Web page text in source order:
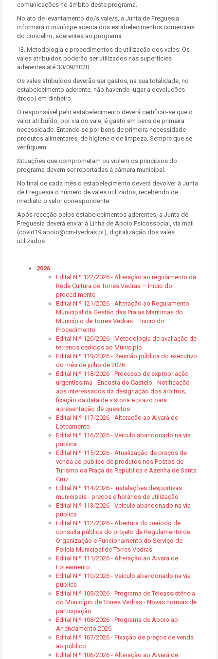
comunicações no âmbito deste programa.
No ato de levantamento do/s vale/s, a Junta de Freguesia
informará o munícipe acerca dos estabelecimentos comerciais
do concelho, aderentes ao programa.
13. Metodologia e procedimentos de utilização dos vales: Os
vales atribuídos poderão ser utilizados nas superfícies
aderentes até 30/09/2020.
Os vales atribuídos deverão ser gastos, na sua totalidade, no
estabelecimento aderente, não havendo lugar a devoluções
(troco) em dinheiro.
O responsável pelo estabelecimento deverá certificar-se que o
valor atribuído, por via do vale, é gasto em bens de primeira
necessidade. Entende-se por bens de primeira necessidade
produtos alimentares, de higiene e de limpeza. Sempre que se
verifiquem
Situações que comprometam ou violem os princípios do
programa devem ser reportadas à câmara municipal.
No final de cada mês o estabelecimento deverá devolver à Junta
de Freguesia o número de vales utilizados, recebendo de
imediato o valor correspondente.
Após receção pelos estabelecimentos aderentes, a Junta de
Freguesia deverá enviar à Linha de Apoio Psicossocial, via mail
(covid19.apoio@cm-tvedras.pt), digitalização dos vales
utilizados.
2026
Edital N.º 122/2026 - Alteração ao regulamento da
Rede Cultura de Torres Vedras – Início do
procedimento
Edital N.º 121/2026 - Alteração ao Regulamento
Municipal da Gestão das Praias Marítimas do
Município de Torres Vedras – Inicio do
Procedimento
Edital N.º 120/2026 - Metodologia de avaliação de
terrenos cedidos ao Município
Edital N.º 119/2026 - Reunião pública do executivo
do mês de julho de 2026
Edital N.º 118/2026 - Processo de expropriação
urgentíssima - Encosta do Castelo - Notificação
aos interessados da designação dos árbitros,
fixação da data de vistoria e prazo para
apresentação de quesitos
Edital N.º 117/2026 - Alteração ao Alvará de
Loteamento
Edital N.º 116/2026 - Veículo abandonado na via
pública
Edital N.º 115/2026 - Atualização de preços de
venda ao público de produtos nos Postos de
Turismo da Praça da República e Azenha de Santa
Cruz
Edital N.º 114/2026 - Instalações desportivas
municipais - preços e horários de utilização
Edital N.º 113/2026 - Veículo abandonado na via
pública
Edital N.º 112/2026 - Abertura do período de
consulta pública do projeto de Regulamento de
Organização e Funcionamento do Serviço de
Polícia Municipal de Torres Vedras
Edital N.º 111/2026 - Alteração ao Alvará de
Loteamento
Edital N.º 110/2026 - Veículo abandonado na via
pública
Edital N.º 109/2026 - Programa de Teleassistência
do Município de Torres Vedras - Novas normas de
participação
Edital N.º 108/2026 - Programa de Apoio ao
Arrendamento 2026
Edital N.º 107/2026 - Fixação de preços de venda
ao público
Edital N.º 106/2026 - Alteração ao Alvará de